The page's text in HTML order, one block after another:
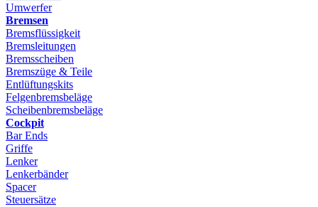
Umwerfer
Bremsen
Bremsflüssigkeit
Bremsleitungen
Bremsscheiben
Bremszüge & Teile
Entlüftungskits
Felgenbremsbeläge
Scheibenbremsbeläge
Cockpit
Bar Ends
Griffe
Lenker
Lenkerbänder
Spacer
Steuersätze